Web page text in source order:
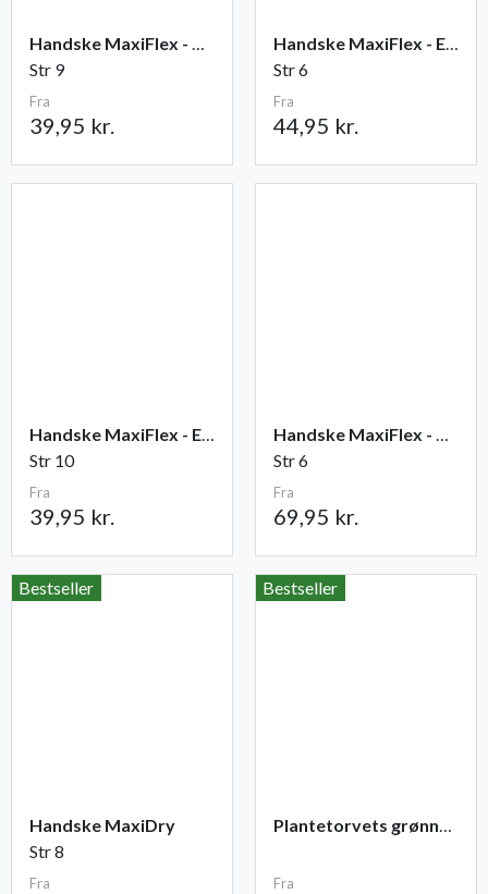
Handske MaxiFlex - Ultimate
Str 9
Fra
39,95 kr.
Handske MaxiFlex - Endurance
Str 6
Fra
44,95 kr.
Handske MaxiFlex - Elite
Str 10
Fra
39,95 kr.
Handske MaxiFlex - Cut
Str 6
Fra
69,95 kr.
Bestseller
Handske MaxiDry
Str 8
Fra
Bestseller
Plantetorvets grønne vandingspose 75 liter
Fra